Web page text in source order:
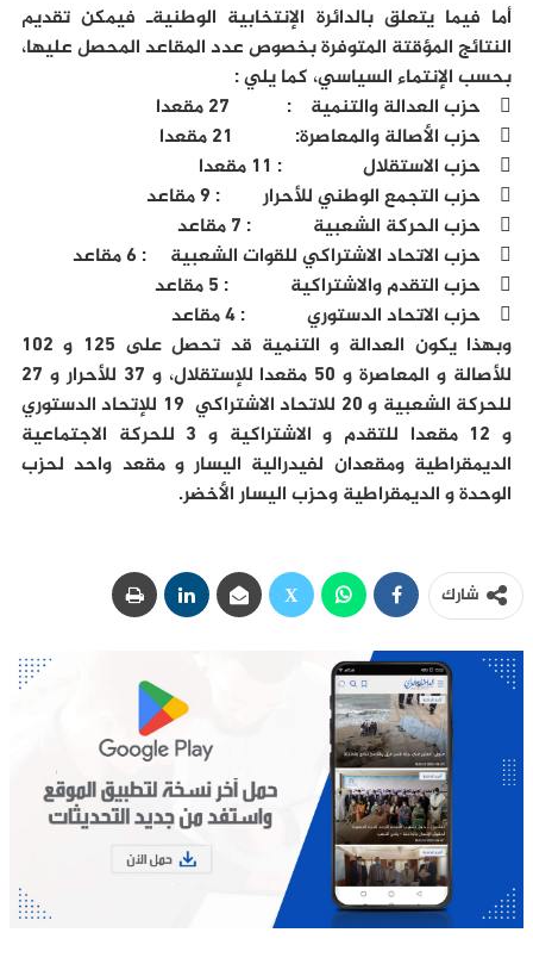
أما فيما يتعلق بالدائرة الإنتخابية الوطنيةـ فيمكن تقديم
النتائج المؤقتة المتوفرة بخصوص عدد المقاعد المحصل عليها،
بحسب الإنتماء السياسي، كما يلي :
 حزب العدالة والتنمية : 27 مقعدا
 حزب الأصالة والمعاصرة: 21 مقعدا
 حزب الاستقلال : 11 مقعدا
 حزب التجمع الوطني للأحرار : 9 مقاعد
 حزب الحركة الشعبية : 7 مقاعد
 حزب الاتحاد الاشتراكي للقوات الشعبية : 6 مقاعد
 حزب التقدم والاشتراكية : 5 مقاعد
 حزب الاتحاد الدستوري : 4 مقاعد
وبهذا يكون العدالة و التنمية قد تحصل على 125 و 102
للأصالة و المعاصرة و 50 مقعدا للإستقلال، و 37 للأحرار و 27
للحركة الشعبية و 20 للاتحاد الاشتراكي 19 للإتحاد الدستوري
و 12 مقعدا للتقدم و الاشتراكية و 3 للحركة الاجتماعية
الديمقراطية ومقعدان لفيدرالية اليسار و مقعد واحد لحزب
الوحدة و الديمقراطية وحزب اليسار الأخضر.
شارك